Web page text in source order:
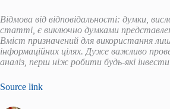
Відмова від відповідальності: думки,
статті, є виключно думками
Вміст призначений для використання
інформаційних цілях. Дуже важливо
аналіз, перш ніж робити будь-які
Source link